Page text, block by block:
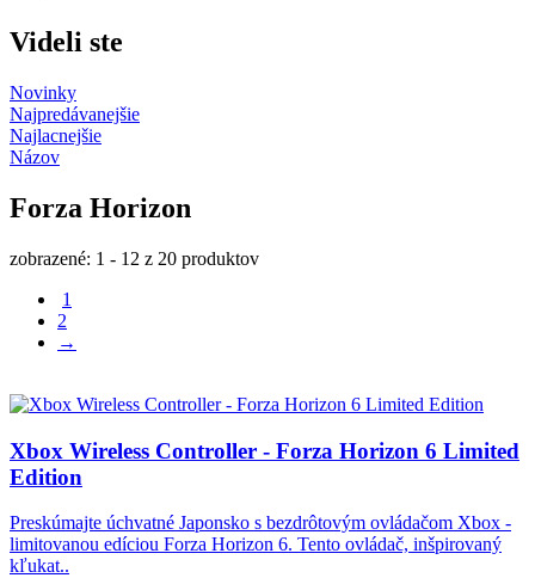
Videli ste
Novinky
Najpredávanejšie
Najlacnejšie
Názov
Forza Horizon
zobrazené: 1 - 12 z 20 produktov
1
2
→
Xbox Wireless Controller - Forza Horizon 6 Limited
Edition
Preskúmajte úchvatné Japonsko s bezdrôtovým ovládačom Xbox -
limitovanou edíciou Forza Horizon 6. Tento ovládač, inšpirovaný
kľukat..